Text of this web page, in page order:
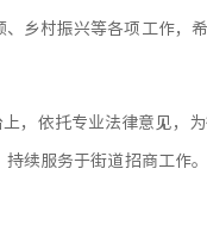
乡村振兴等各项工作，
，依托专业法律意见，
续服务于街道招商工作